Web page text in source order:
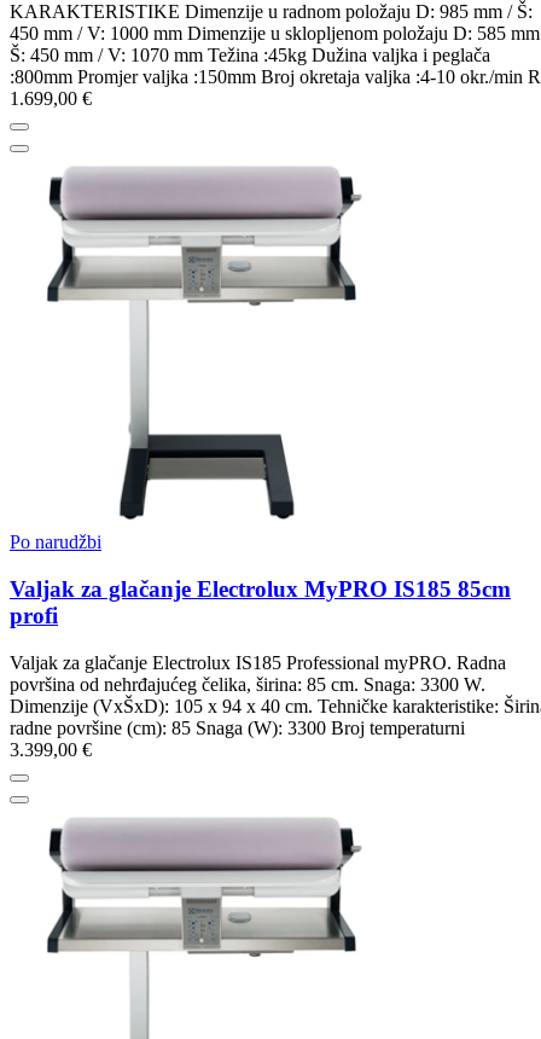
KARAKTERISTIKE Dimenzije u radnom položaju D: 985 mm / Š:
450 mm / V: 1000 mm Dimenzije u sklopljenom položaju D: 585
Š: 450 mm / V: 1070 mm Težina :45kg Dužina valjka i peglača
:800mm Promjer valjka :150mm Broj okretaja valjka :4-10 okr./min
1.699,00 €
Po narudžbi
Valjak za glačanje Electrolux MyPRO IS185 85cm
profi
Valjak za glačanje Electrolux IS185 Professional myPRO. Radna
površina od nehrđajućeg čelika, širina: 85 cm. Snaga: 3300 W.
Dimenzije (VxŠxD): 105 x 94 x 40 cm. Tehničke karakteristike:
radne površine (cm): 85 Snaga (W): 3300 Broj temperaturni
3.399,00 €